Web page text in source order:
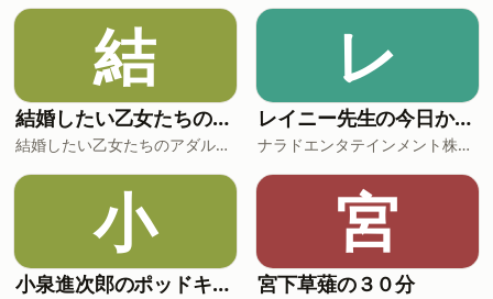
シャンパンが怖い/東横線沿いがまだ怖
い/鮎の塩焼きを食べに中目のお花見に/
市民プルーのプールサイドはザクザクか
き氷としなしなポテト/ぴらは塩素にやら
れながらチープな豚骨ラーメン/思い出の
とし
結
結婚したい乙女たちのアダルトーク
結婚したい乙女たちのアダルトーク
レ
レイニー先生の今日から役立つ英会話
ナラドエンタテインメント株式会社
小
小泉進次郎のポッドキャスト
宮
宮下草薙の３０分